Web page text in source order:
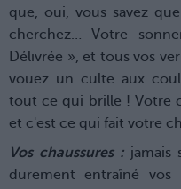
que, oui, vous savez
cherchez… Votre
Délivrée », et tous vos
vouez un culte aux
tout ce qui brille ! Votre
et c'est ce qui fait votre
Vos chaussures : jamais
durement entraîné